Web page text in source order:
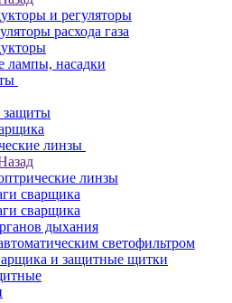
и регуляторы
расхода газа
лампы, насадки
защиты
линзы
линзы
сварщика
сварщика
дыхания
светофильтром
и защитные щитки